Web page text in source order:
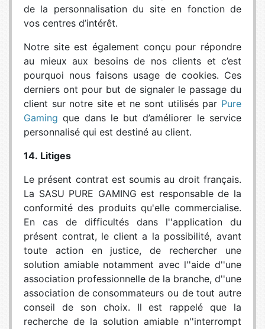
de la personnalisation du site en fonction de
vos centres d’intérêt.
Notre site est également conçu pour répondre
au mieux aux besoins de nos clients et c’est
pourquoi nous faisons usage de cookies. Ces
derniers ont pour but de signaler le passage du
client sur notre site et ne sont utilisés par Pure
Gaming que dans le but d’améliorer le service
personnalisé qui est destiné au client.
14. Litiges
Le présent contrat est soumis au droit français.
La SASU PURE GAMING est responsable de la
conformité des produits qu'elle commercialise.
En cas de difficultés dans l''application du
présent contrat, le client a la possibilité, avant
toute action en justice, de rechercher une
solution amiable notamment avec l''aide d''une
association professionnelle de la branche, d''une
association de consommateurs ou de tout autre
conseil de son choix. Il est rappelé que la
recherche de la solution amiable n''interrompt